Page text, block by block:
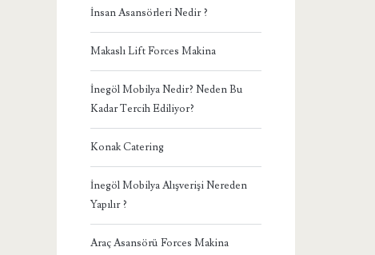
İnsan Asansörleri Nedir ?
Makaslı Lift Forces Makina
İnegöl Mobilya Nedir? Neden Bu
Kadar Tercih Ediliyor?
Konak Catering
İnegöl Mobilya Alışverişi Nereden
Yapılır ?
Araç Asansörü Forces Makina